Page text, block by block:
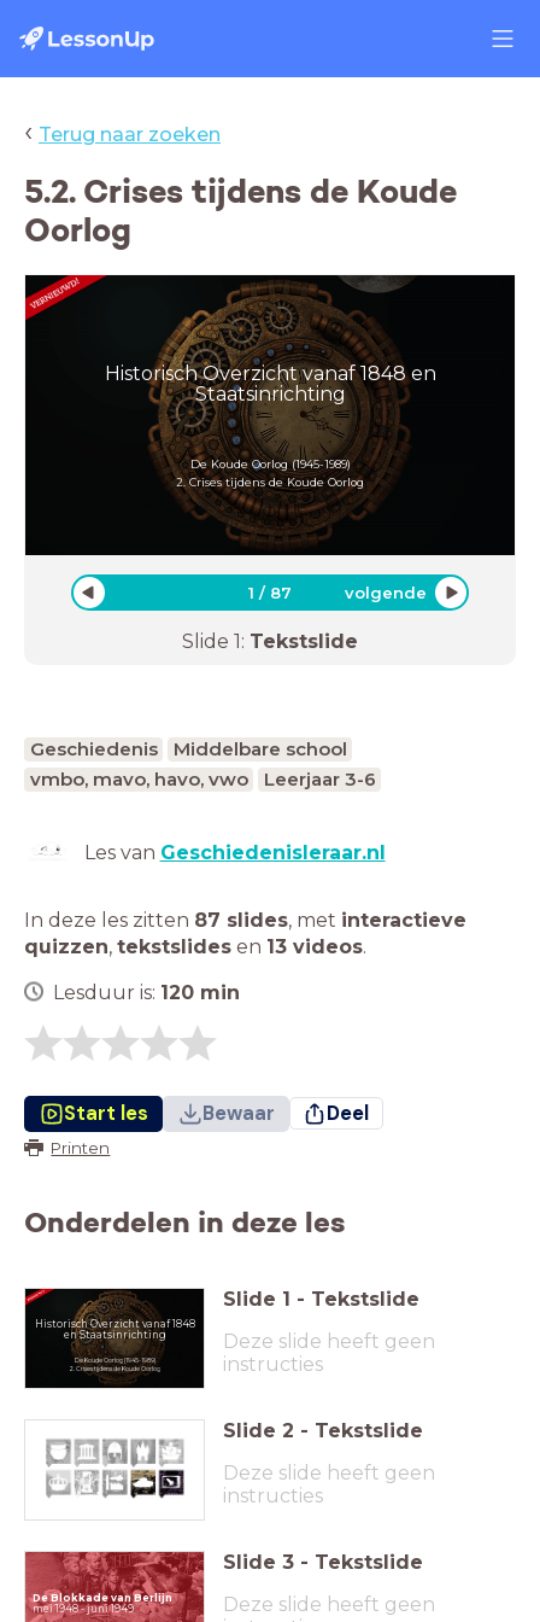
‹ Terug naar zoeken
5.2. Crises tijdens de Koude
Oorlog
Historisch Overzicht vanaf 1848 en
Staatsinrichting
De Koude Oorlog (1945-1989)
2. Crises tijdens de Koude Oorlog
1 / 87 volgende
Slide 1: Tekstslide
Geschiedenis
Middelbare school
vmbo, mavo, havo, vwo
Leerjaar 3-6
Les van Geschiedenisleraar.nl
In deze les zitten 87 slides, met interactieve
quizzen, tekstslides en 13 videos.
Lesduur is: 120 min
Start les Bewaar Deel
Printen
Onderdelen in deze les
Historisch Overzicht vanaf 1848
en Staatsinrichting
De Koude Oorlog (1945-1989)
2. Crises tijdens de Koude Oorlog
Slide 1 - Tekstslide
Deze slide heeft geen
instructies
Slide 2 - Tekstslide
Deze slide heeft geen
instructies
De Blokkade van Berlijn
mei 1948 - juni 1949
Slide 3 - Tekstslide
Deze slide heeft geen